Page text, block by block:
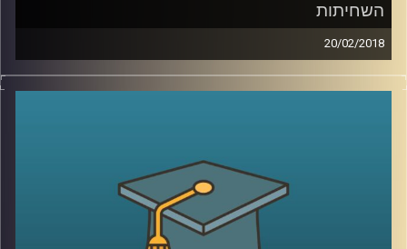
השחיתות
20/02/2018
נגע השחיתות הפך לממאיר במחזותינו ומהווה
את אין סוף החשודים, הנחקרים והמואשמים
בפרשות שחיתות שונות לבצע את מעשיהם ואיך
הם בכל זאת הצליחו לשכנע את עצמם
שכוונותיהם חיוביות? בנוסף מציג איל את